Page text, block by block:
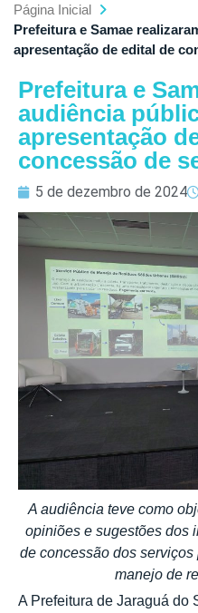
Página Inicial
Prefeitura e Samae
apresentação de edital de
Prefeitura e
audiência
apresentação
concessão de
5 de dezembro de 2024
A audiência teve como
opiniões e sugestões dos
de concessão dos
manejo de
A Prefeitura de Jaraguá do